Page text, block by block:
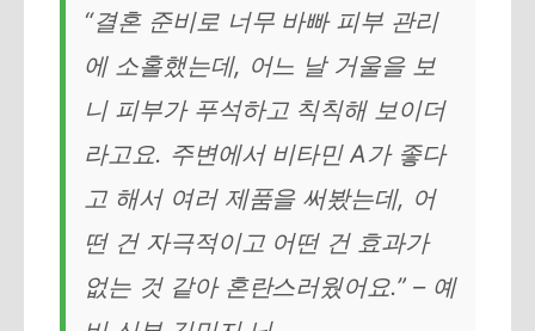
“결혼 준비로 너무 바빠 피부 관리
에 소홀했는데, 어느 날 거울을 보
니 피부가 푸석하고 칙칙해 보이더
라고요. 주변에서 비타민 A가 좋다
고 해서 여러 제품을 써봤는데, 어
떤 건 자극적이고 어떤 건 효과가
없는 것 같아 혼란스러웠어요.” – 예